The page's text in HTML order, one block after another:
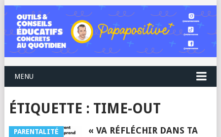
MENU
ÉTIQUETTE : TIME-OUT
PARENTALITÉ
« VA RÉFLÉCHIR DANS TA